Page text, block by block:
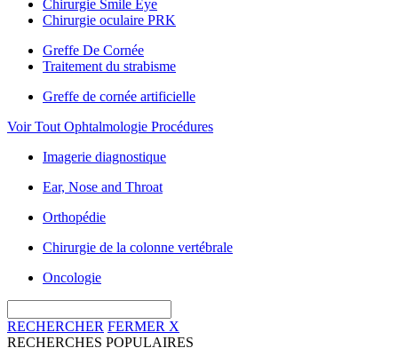
Chirurgie Smile Eye
Chirurgie oculaire PRK
Greffe De Cornée
Traitement du strabisme
Greffe de cornée artificielle
Voir Tout Ophtalmologie Procédures
Imagerie diagnostique
Ear, Nose and Throat
Orthopédie
Chirurgie de la colonne vertébrale
Oncologie
RECHERCHER FERMER X
RECHERCHES POPULAIRES